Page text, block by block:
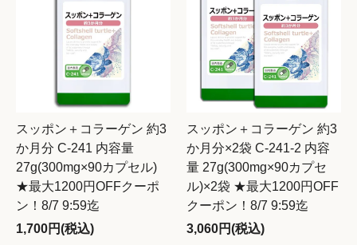
スッポン＋コラーゲン 約3
か月分 C-241 内容量
27g(300mg×90カプセル)
★最大1200円OFFクーポ
ン！8/7 9:59迄
1,700円(税込)
スッポン＋コラーゲン 約3
か月分×2袋 C-241-2 内容
量 27g(300mg×90カプセ
ル)×2袋 ★最大1200円OFF
クーポン！8/7 9:59迄
3,060円(税込)